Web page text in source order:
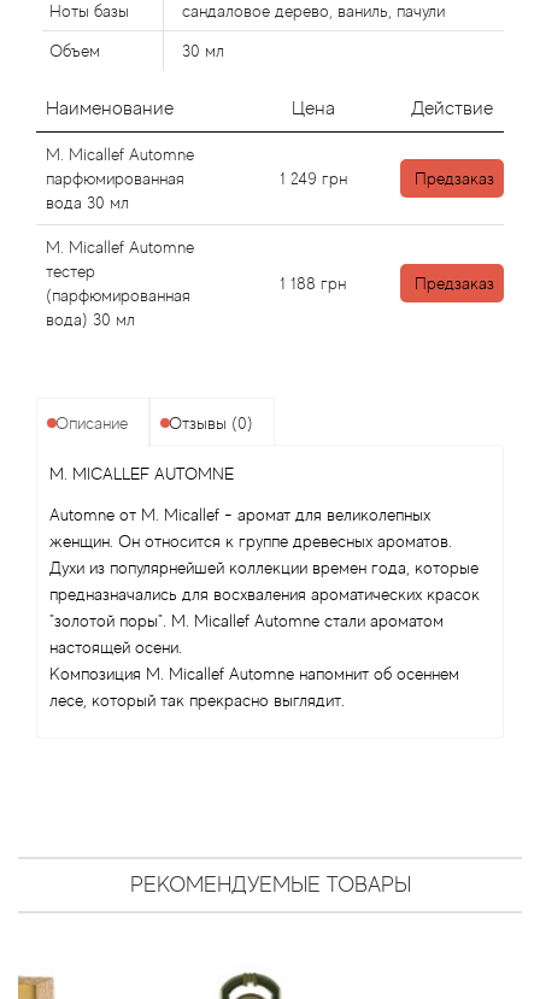
Ноты базы сандаловое дерево, ваниль, пачули
Объем 30 мл
Наименование Цена Действие
M. Micallef Automne
парфюмированная
вода 30 мл
1 249 грн Предзаказ
M. Micallef Automne
тестер
(парфюмированная
вода) 30 мл
1 188 грн Предзаказ
Описание Отзывы (0)
M. MICALLEF AUTOMNE
Automne от M. Micallef - аромат для великолепных
женщин. Он относится к группе древесных ароматов.
Духи из популярнейшей коллекции времен года, которые
предназначались для восхваления ароматических красок
"золотой поры". M. Micallef Automne стали ароматом
настоящей осени.
Композиция M. Micallef Automne напомнит об осеннем
лесе, который так прекрасно выглядит.
РЕКОМЕНДУЕМЫЕ ТОВАРЫ
Alyson Oldoini
American Crew
Amouage
Amouroud
Andre L'Arom
Anima Mundi
Annayake
Anne Fontaine
Annick Goutal
Antonio Puig
Antonio Visconti
Aquolina